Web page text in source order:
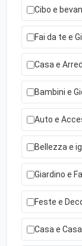
Cibo e
Fai da te e
Casa e
Bambini e
Auto e
Bellezza e
Giardino e
Feste e
Casa e